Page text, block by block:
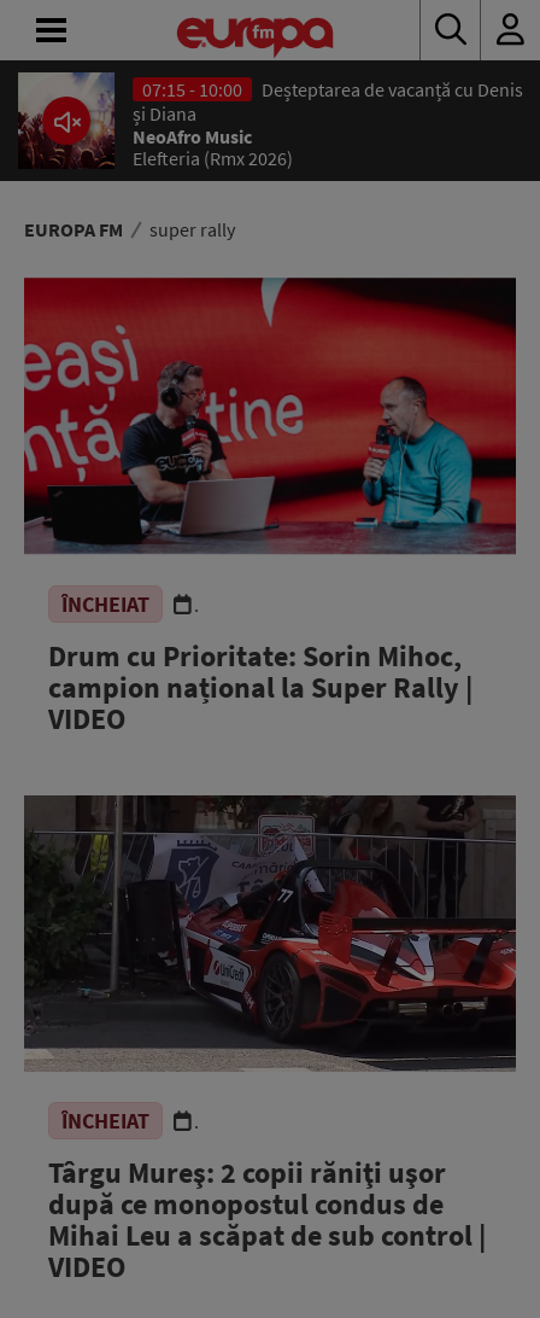
07:15 - 10:00
Deșteptarea de vacanță cu Denis
și Diana
NeoAfro Music
Elefteria (Rmx 2026)
EUROPA FM super rally
ÎNCHEIAT .
Drum cu Prioritate: Sorin Mihoc,
campion național la Super Rally |
VIDEO
ÎNCHEIAT .
Târgu Mureş: 2 copii răniţi uşor
după ce monopostul condus de
Mihai Leu a scăpat de sub control |
VIDEO
ACASĂ
ȘTIRI
RADIO
CONCURSURI
PODCAST
ASCULTĂ
LIVE